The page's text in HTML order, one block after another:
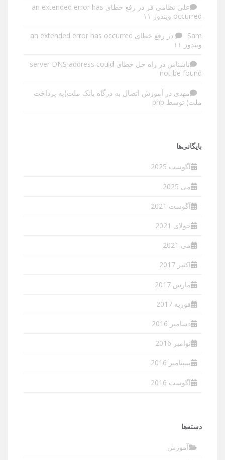
علی نظامی فر در
رفع خطای an extended error has
occurred ویندوز ۱۱
Sam در
رفع خطای an extended error has occurred
ویندوز ۱۱
ناشناس در
راه حل خطای server DNS address could
not be found
مهدی در آموزش اتصال به درگاه بانک ملت(به پرداخت
ملت) توسط php
بایگانی‌ها
آگوست 2025
می 2025
آگوست 2021
جولای 2021
می 2021
اکتبر 2017
مارس 2017
فوریه 2017
دسامبر 2016
نوامبر 2016
سپتامبر 2016
آگوست 2016
دسته‌ها
آموزش